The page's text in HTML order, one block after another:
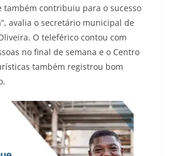
também contribuiu para o sucesso
avalia o secretário municipal de
O teleférico contou com
no final de semana e o Centro
também registrou bom